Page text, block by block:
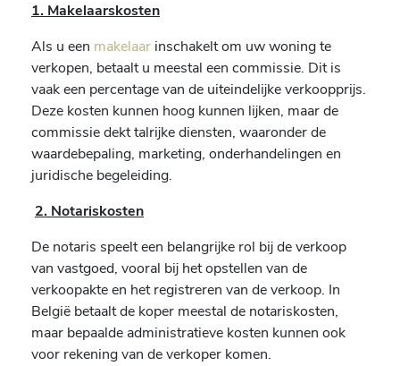
1. Makelaarskosten
Als u een makelaar inschakelt om uw woning te
verkopen, betaalt u meestal een commissie. Dit is
vaak een percentage van de uiteindelijke verkoopprijs.
Deze kosten kunnen hoog kunnen lijken, maar de
commissie dekt talrijke diensten, waaronder de
waardebepaling, marketing, onderhandelingen en
juridische begeleiding.
2. Notariskosten
De notaris speelt een belangrijke rol bij de verkoop
van vastgoed, vooral bij het opstellen van de
verkoopakte en het registreren van de verkoop. In
België betaalt de koper meestal de notariskosten,
maar bepaalde administratieve kosten kunnen ook
voor rekening van de verkoper komen.